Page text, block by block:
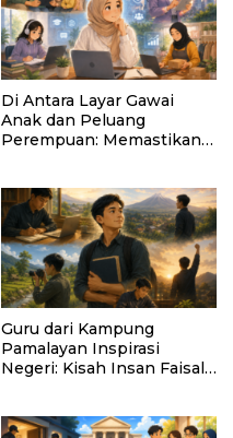
Di Antara Layar Gawai
Anak dan Peluang
Perempuan: Memastikan
Guru dari Kampung
Pamalayan Inspirasi
Negeri: Kisah Insan Faisal
Pelosok Negeri”